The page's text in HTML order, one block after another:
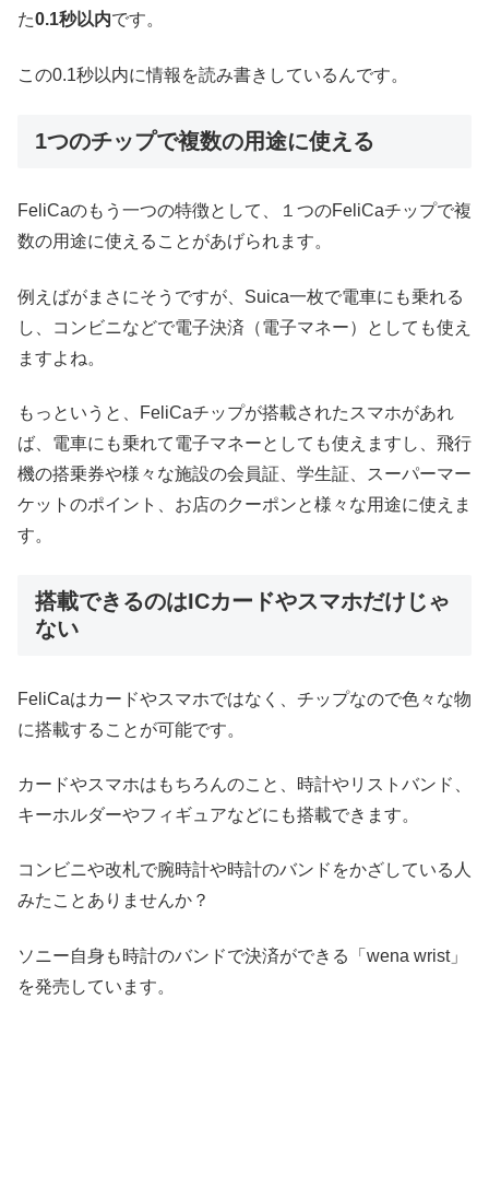
た0.1秒以内です。
この0.1秒以内に情報を読み書きしているんです。
1つのチップで複数の用途に使える
FeliCaのもう一つの特徴として、１つのFeliCaチップで複
数の用途に使えることがあげられます。
例えばがまさにそうですが、Suica一枚で電車にも乗れる
し、コンビニなどで電子決済（電子マネー）としても使え
ますよね。
もっというと、FeliCaチップが搭載されたスマホがあれ
ば、電車にも乗れて電子マネーとしても使えますし、飛行
機の搭乗券や様々な施設の会員証、学生証、スーパーマー
ケットのポイント、お店のクーポンと様々な用途に使えま
す。
搭載できるのはICカードやスマホだけじゃ
ない
FeliCaはカードやスマホではなく、チップなので色々な物
に搭載することが可能です。
カードやスマホはもちろんのこと、時計やリストバンド、
キーホルダーやフィギュアなどにも搭載できます。
コンビニや改札で腕時計や時計のバンドをかざしている人
みたことありませんか？
ソニー自身も時計のバンドで決済ができる「wena wrist」
を発売しています。